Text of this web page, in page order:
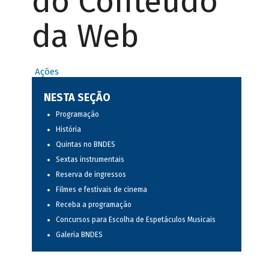
da Web
Ações
NESTA SEÇÃO
Programação
História
Quintas no BNDES
Sextas instrumentais
Reserva de ingressos
Filmes e festivais de cinema
Receba a programação
Concursos para Escolha de Espetáculos Musicais
Galeria BNDES